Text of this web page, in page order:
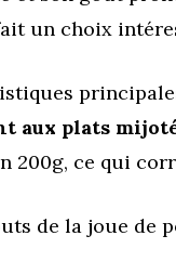
un choix
aux plats
200g, ce qui
de la joue de